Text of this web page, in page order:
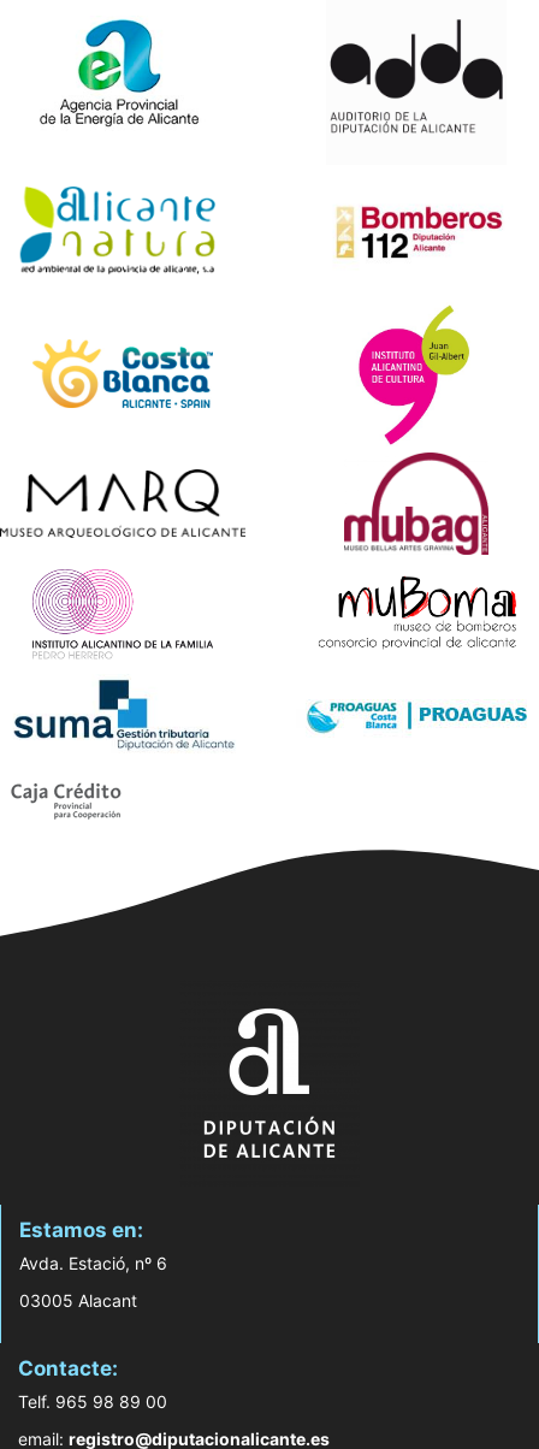
Estamos en:
Avda. Estació, nº 6
03005 Alacant
Contacte:
Telf. 965 98 89 00
email: registro@diputacionalicante.es